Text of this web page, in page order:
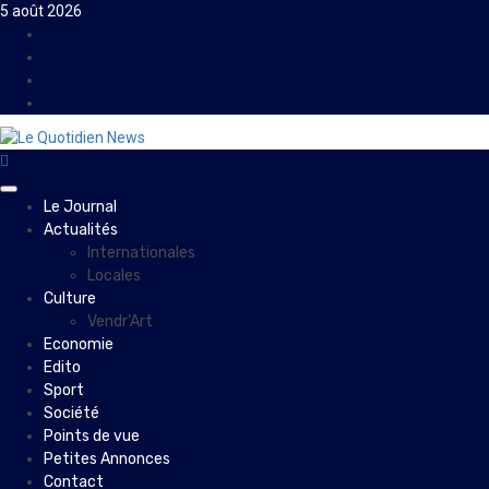
Skip
content
5 août 2026
PrimaryLe Journal
Actualités
Internationales
Locales
Culture
Vendr’Art
Economie
Edito
Sport
Société
Points de vue
Petites Annonces
Contact